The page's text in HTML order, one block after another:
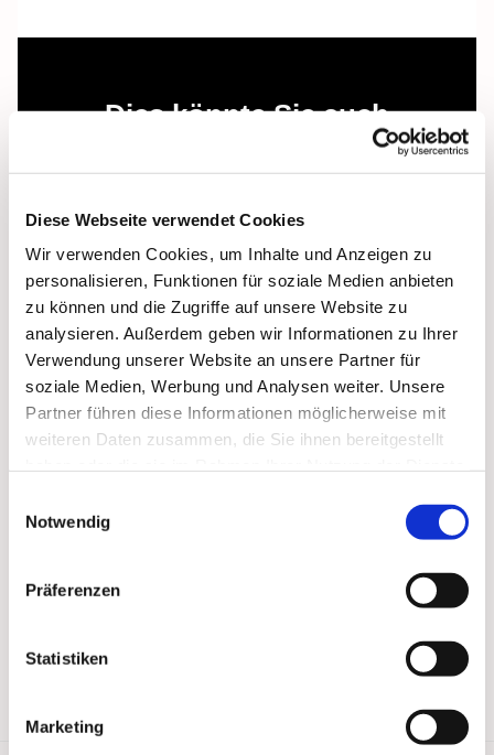
Diese Webseite verwendet Cookies
Wir verwenden Cookies, um Inhalte und Anzeigen zu
personalisieren, Funktionen für soziale Medien anbieten
zu können und die Zugriffe auf unsere Website zu
analysieren. Außerdem geben wir Informationen zu Ihrer
Verwendung unserer Website an unsere Partner für
soziale Medien, Werbung und Analysen weiter. Unsere
Partner führen diese Informationen möglicherweise mit
weiteren Daten zusammen, die Sie ihnen bereitgestellt
Notwendig
Präferenzen
Statistiken
Marketing
Dies könnte Sie auch